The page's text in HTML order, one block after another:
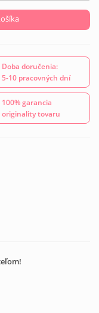
Doba doručenia:
5-10 pracovných dní
100% garancia
originality tovaru